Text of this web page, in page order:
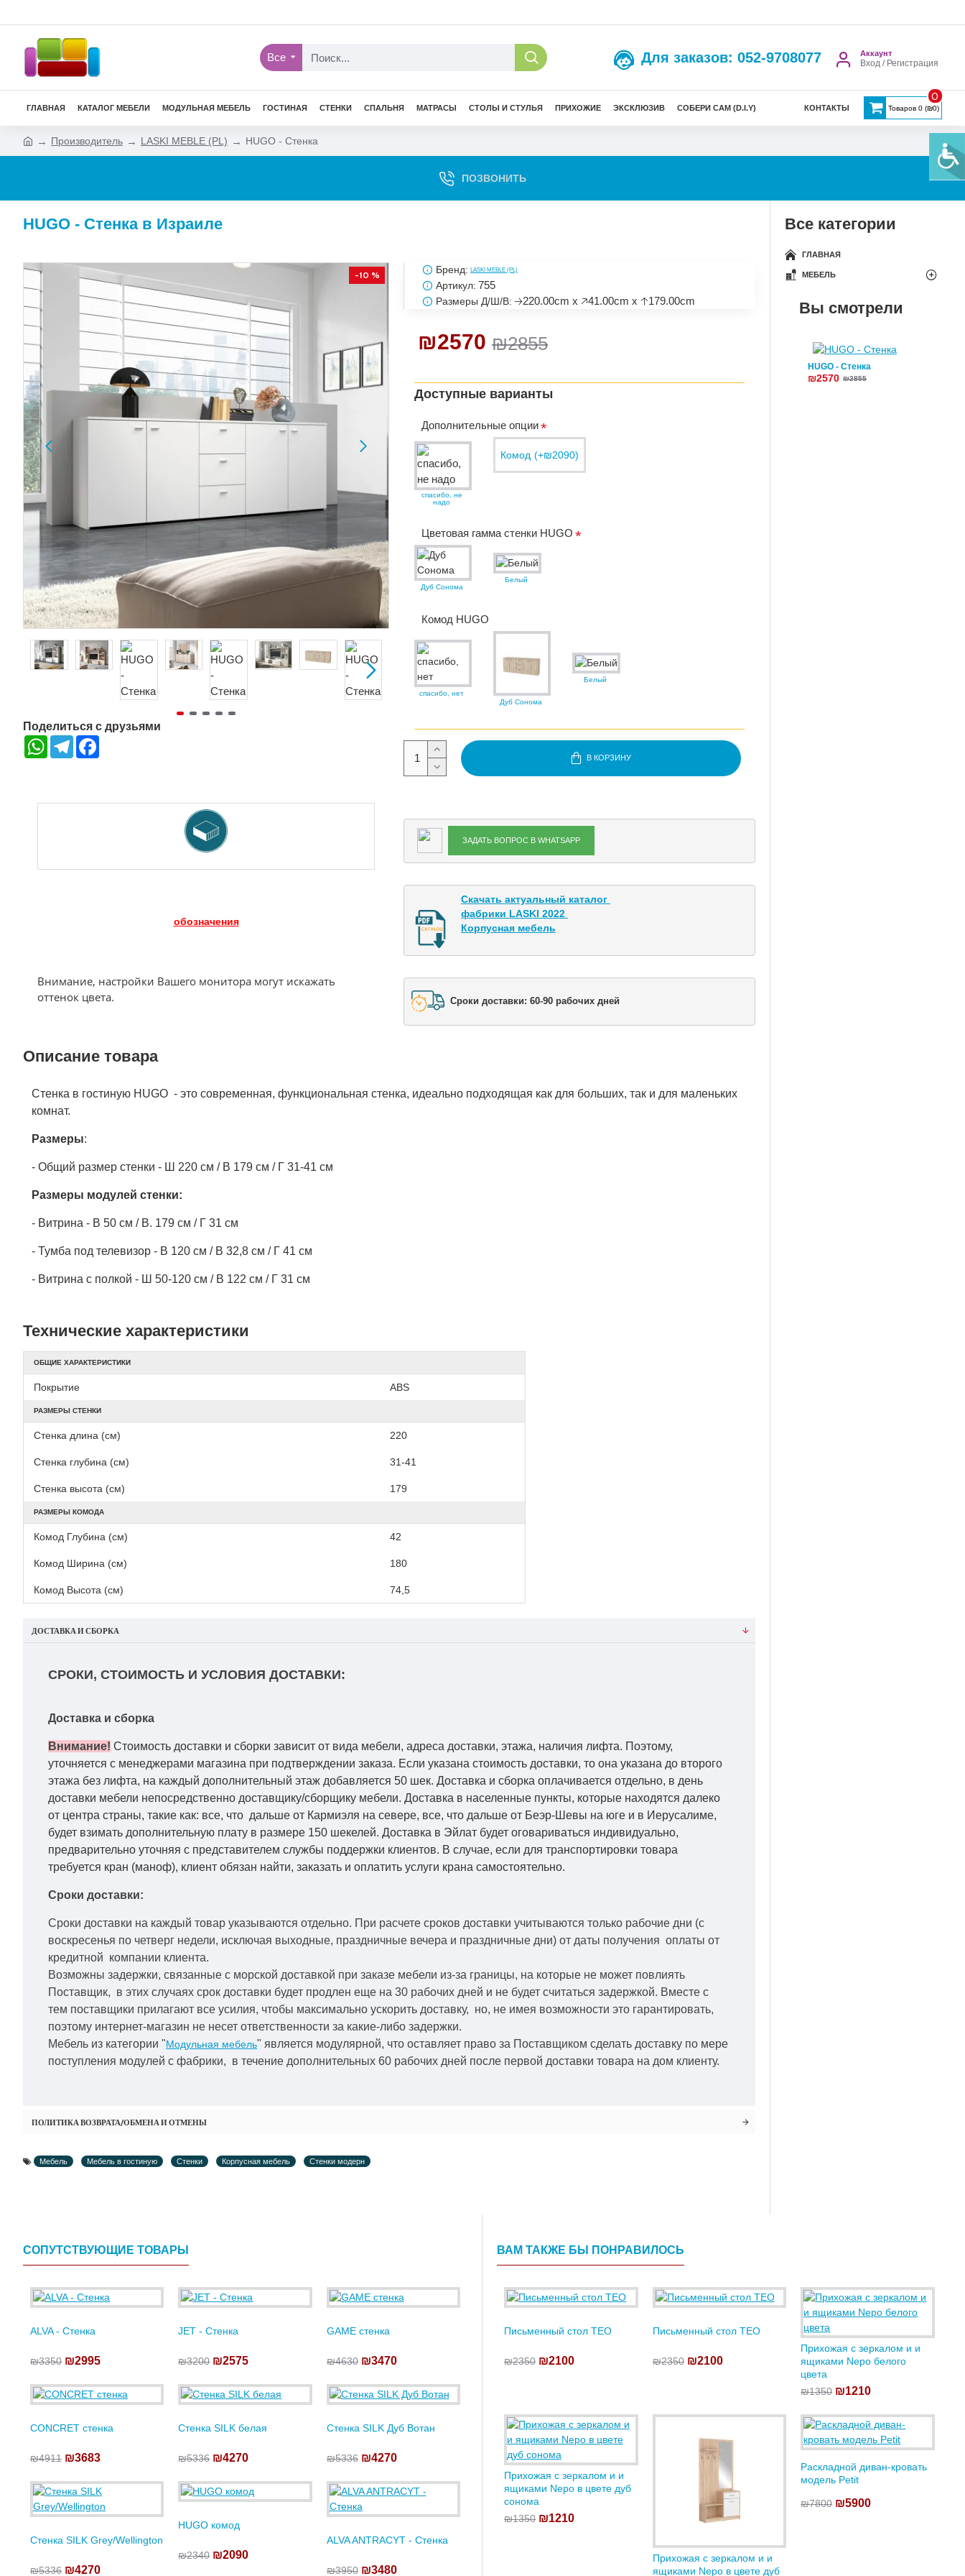
Все Для заказов: 052-9708077 Аккаунт
Вход / Регистрация
ГЛАВНАЯ КАТАЛОГ МЕБЕЛИ МОДУЛЬНАЯ МЕБЕЛЬ ГОСТИНАЯ СТЕНКИ СПАЛЬНЯ МАТРАСЫ СТОЛЫ И СТУЛЬЯ ПРИХОЖИЕ ЭКСКЛЮЗИВ СОБЕРИ САМ (D.I.Y) КОНТАКТЫ Товаров 0 (₪0)
0
Производитель LASKI MEBLE (PL) HUGO - Стенка
ПОЗВОНИТЬ
HUGO - Стенка в Израиле
-10 %
Поделиться с друзьями
WhatsAppTelegram
обозначения
Внимание, настройки Вашего монитора могут искажать
оттенок цвета.
₪2855
₪2570
Бренд: LASKI MEBLE (PL)
Артикул: 755
Размеры Д/Ш/В: 🡢220.00cm x 🡥41.00cm x 🡡179.00cm
Доступные варианты
Дополнительные опции
спасибо, не
надо
Комод (+₪2090)
Цветовая гамма стенки HUGO
Дуб Сонома
Белый
Комод HUGO
спасибо, нет
Дуб Сонома
Белый
В КОРЗИНУ
ЗАДАТЬ ВОПРОС В WHATSAPP
Скачать актуальный каталог
фабрики LASKI 2022
Корпусная мебель
Сроки доставки: 60-90 рабочих дней
Описание товара
Стенка в гостиную HUGO - это современная, функциональная стенка, идеально подходящая как для больших, так и для маленьких
комнат.
Размеры:
- Общий размер стенки - Ш 220 см / В 179 см / Г 31-41 см
Размеры модулей стенки:
- Витрина - В 50 см / В. 179 см / Г 31 см
- Тумба под телевизор - В 120 см / В 32,8 см / Г 41 см
- Витрина с полкой - Ш 50-120 см / В 122 см / Г 31 см
Технические характеристики
ОБЩИЕ ХАРАКТЕРИСТИКИ
Покрытие АВS
РАЗМЕРЫ СТЕНКИ
Стенка длина (см) 220
Стенка глубина (см) 31-41
Стенка высота (см) 179
РАЗМЕРЫ КОМОДА
Комод Глубина (см) 42
Комод Ширина (см) 180
Комод Высота (см) 74,5
ДОСТАВКА И СБОРКА
СРОКИ, СТОИМОСТЬ И УСЛОВИЯ ДОСТАВКИ:
Доставка и сборка
Внимание! Стоимость доставки и сборки зависит от вида мебели, адреса доставки, этажа, наличия лифта. Поэтому,
уточняется с менеджерами магазина при подтверждении заказа. Если указана стоимость доставки, то она указана до второго
этажа без лифта, на каждый дополнительный этаж добавляется 50 шек. Доставка и сборка оплачивается отдельно, в день
доставки мебели непосредственно доставщику/сборщику мебели. Доставка в населенные пункты, которые находятся далеко
от центра страны, такие как: все, что дальше от Кармиэля на севере, все, что дальше от Беэр-Шевы на юге и в Иерусалиме,
будет взимать дополнительную плату в размере 150 шекелей. Доставка в Эйлат будет оговариваться индивидуально,
предварительно уточняя с представителем службы поддержки клиентов. В случае, если для транспортировки товара
требуется кран (маноф), клиент обязан найти, заказать и оплатить услуги крана самостоятельно.
Сроки доставки:
Сроки доставки на каждый товар указываются отдельно. При расчете сроков доставки учитываются только рабочие дни (с
воскресенья по четверг недели, исключая выходные, праздничные вечера и праздничные дни) от даты получения оплаты от
кредитной компании клиента.
Возможны задержки, связанные с морской доставкой при заказе мебели из-за границы, на которые не может повлиять
Поставщик, в этих случаях срок доставки будет продлен еще на 30 рабочих дней и не будет считаться задержкой. Вместе с
тем поставщики прилагают все усилия, чтобы максимально ускорить доставку, но, не имея возможности это гарантировать,
поэтому интернет-магазин не несет ответственности за какие-либо задержки.
Мебель из категории "Модульная мебель" является модулярной, что оставляет право за Поставщиком сделать доставку по мере
поступления модулей с фабрики, в течение дополнительных 60 рабочих дней после первой доставки товара на дом клиенту.
ПОЛИТИКА ВОЗВРАТА/ОБМЕНА И ОТМЕНЫ
Мебель Мебель в гостиную Стенки Корпусная мебель Стенки модерн
Все категории
ГЛАВНАЯ
МЕБЕЛЬ
Вы смотрели
HUGO - Стенка
₪2570 ₪2855
СОПУТСТВУЮЩИЕ ТОВАРЫ
ALVA - Стенка
₪3350 ₪2995
JET - Стенка
₪3200 ₪2575
GAME стенка
₪4630 ₪3470
CONCRET стенка
₪4911 ₪3683
Стенка SILK белая
₪5336 ₪4270
Стенка SILK Дуб Вотан
₪5336 ₪4270
Стенка SILK Grey/Wellington
₪5336 ₪4270
HUGO комод
₪2340 ₪2090
ALVA ANTRACYT - Стенка
₪3950 ₪3480
ВАМ ТАКЖЕ БЫ ПОНРАВИЛОСЬ
Письменный стол TEO
₪2350 ₪2100
Письменный стол TEO
₪2350 ₪2100
Прихожая с зеркалом и и
ящиками Nepo белого
цвета
₪1350 ₪1210
Прихожая с зеркалом и и
ящиками Nepo в цвете дуб
сонома
₪1350 ₪1210
Прихожая с зеркалом и и
ящиками Nepo в цвете дуб
Раскладной диван-кровать
модель Petit
₪7800 ₪5900